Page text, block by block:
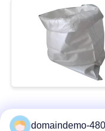
populaire
domaindemo-